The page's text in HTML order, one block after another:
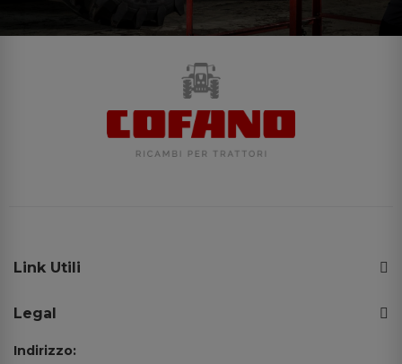
Link Utili
Legal
Indirizzo: